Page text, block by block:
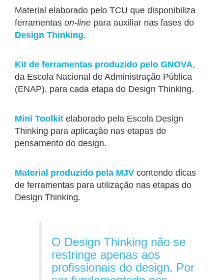
Material elaborado pelo TCU que disponibiliza
ferramentas on-line para auxiliar nas fases do
Design Thinking.
Kit de ferramentas produzido pelo GNOVA,
da Escola Nacional de Administração Pública
(ENAP), para cada etapa do Design Thinking.
Mini Toolkit elaborado pela Escola Design
Thinking para aplicação nas etapas do
pensamento do design.
Material produzido pela MJV contendo dicas
de ferramentas para utilização nas etapas do
Design Thinking.
O Design Thinking não se
restringe apenas aos
profissionais do design. Por